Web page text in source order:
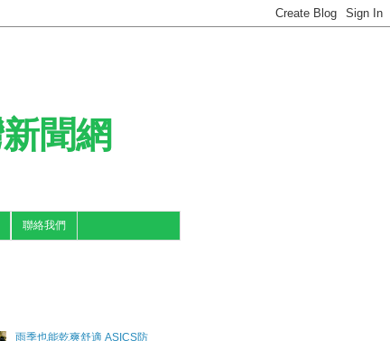
聞網
聯絡我們
雨季也能乾爽舒適 ASICS防